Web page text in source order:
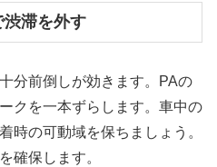
滞を外す
分前倒しが効きます。PAの
クを一本ずらします。車中の
時の可動域を保ちましょう。
確保します。